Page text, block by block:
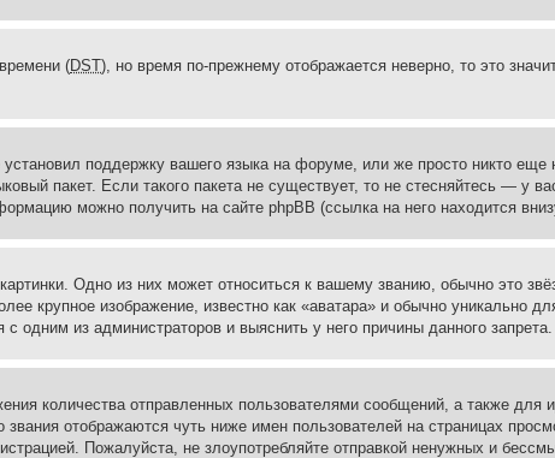
(DST), но время по-прежнему отображается неверно, то это
поддержку вашего языка на форуме, или же просто никто
пакет. Если такого пакета не существует, то не стесняйтесь — у
можно получить на сайте phpBB (ссылка на него находится
Одно из них может относиться к вашему званию, обычно это
крупное изображение, известно как «аватара» и обычно уникально
одним из администраторов и выяснить у него причины данного запрета.
количества отправленных пользователями сообщений, а также для
отображаются чуть ниже имен пользователей на страницах
Пожалуйста, не злоупотребляйте отправкой ненужных и